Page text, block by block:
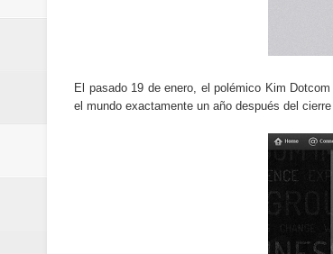
Cómo ha cambiado
Cómo una polémica
Cómo funcionan los
Curiosidades
Tendencias
El pasado 19 de enero, el polémico Kim
el mundo exactamente un año después del cierre